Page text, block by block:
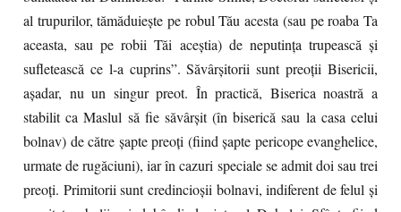
al trupurilor, tămăduieşte pe robul Tău acesta (sau pe roaba Ta
aceasta, sau pe robii Tăi aceştia) de neputinţa trupească şi
sufletească ce l-a cuprins”. Săvârşitorii sunt preoţii Bisericii,
aşadar, nu un singur preot. În practică, Biserica noastră a
stabilit ca Maslul să fie săvârşit (în biserică sau la casa celui
bolnav) de către şapte preoţi (fiind şapte pericope evanghelice,
urmate de rugăciuni), iar în cazuri speciale se admit doi sau trei
preoţi. Primitorii sunt credincioşii bolnavi, indiferent de felul şi